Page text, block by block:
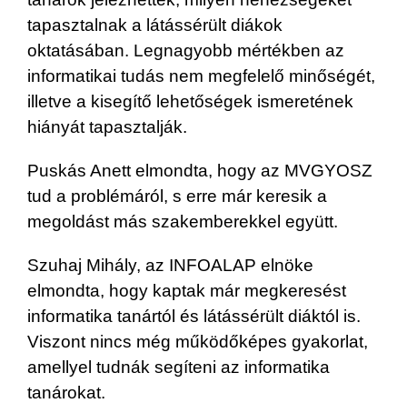
tapasztalnak a látássérült diákok
oktatásában. Legnagyobb mértékben az
informatikai tudás nem megfelelő minőségét,
illetve a kisegítő lehetőségek ismeretének
hiányát tapasztalják.
Puskás Anett elmondta, hogy az MVGYOSZ
tud a problémáról, s erre már keresik a
megoldást más szakemberekkel együtt.
Szuhaj Mihály, az INFOALAP elnöke
elmondta, hogy kaptak már megkeresést
informatika tanártól és látássérült diáktól is.
Viszont nincs még működőképes gyakorlat,
amellyel tudnák segíteni az informatika
tanárokat.